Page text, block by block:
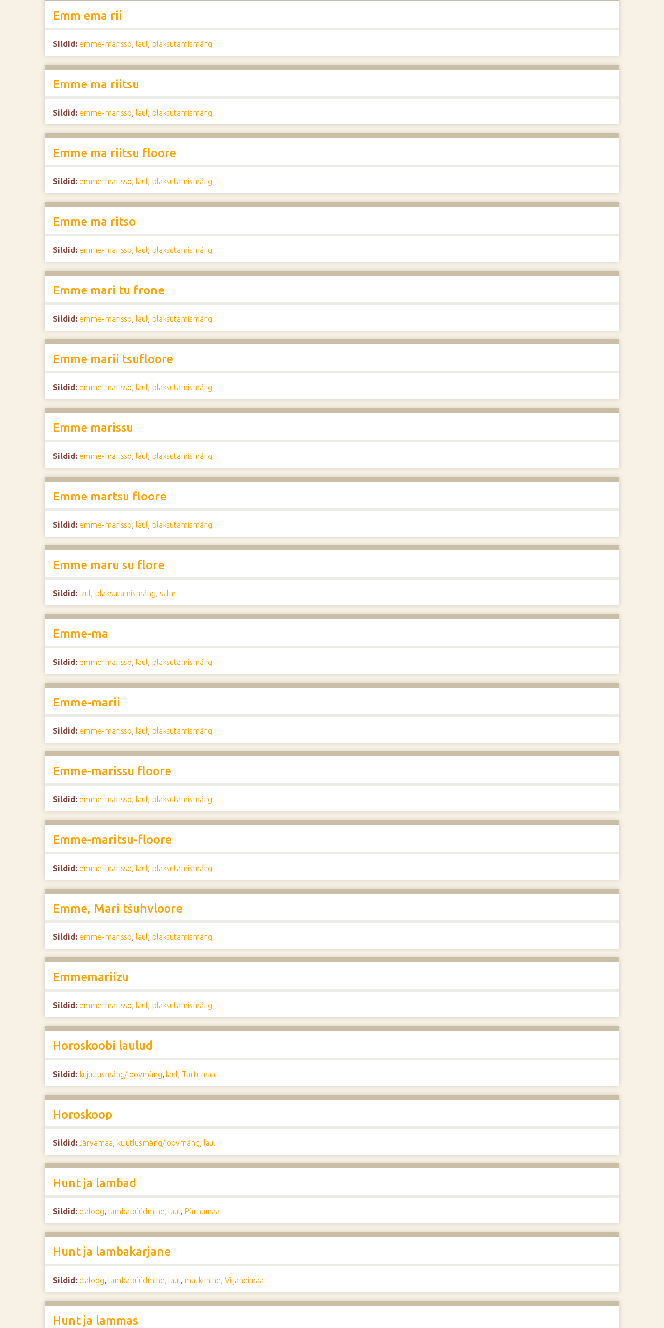
Emm ema rii
Sildid: emme-marisso,laul, plaksutamismäng
Emme ma riitsu
Sildid: emme-marisso,laul, plaksutamismäng
Emme ma riitsu floore
Sildid: emme-marisso,laul, plaksutamismäng
Emme ma ritso
Sildid: emme-marisso,laul, plaksutamismäng
Emme mari tu frone
Sildid: emme-marisso,laul, plaksutamismäng
Emme marii tsufloore
Sildid: emme-marisso,laul, plaksutamismäng
Emme marissu
Sildid: emme-marisso,laul, plaksutamismäng
Emme martsu floore
Sildid: emme-marisso,laul, plaksutamismäng
Emme maru su flore
Sildid: laul, plaksutamismäng, salm
Emme-ma
Sildid: emme-marisso,laul, plaksutamismäng
Emme-marii
Sildid: emme-marisso,laul, plaksutamismäng
Emme-marissu floore
Sildid: emme-marisso,laul, plaksutamismäng
Emme-maritsu-floore
Sildid: emme-marisso,laul, plaksutamismäng
Emme, Mari tšuhvloore
Sildid: emme-marisso,laul, plaksutamismäng
Emmemariizu
Sildid: emme-marisso,laul, plaksutamismäng
Horoskoobi laulud
Sildid: kujutlusmäng/loovmäng,laul, Tartumaa
Horoskoop
Sildid: Järvamaa, kujutlusmäng/loovmäng,laul
Hunt ja lambad
Sildid: dialoog,lambapüüdmine,laul, Pärnumaa
Hunt ja lambakarjane
Sildid: dialoog,lambapüüdmine,laul, matkimine,Viljandimaa
Hunt ja lammas